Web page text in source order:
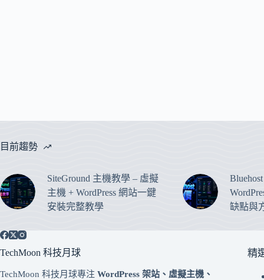
目前趨勢
SiteGround 主機教學 – 虛擬
主機 + WordPress 網站一鍵
安裝完整教學
缺點與
TechMoon 科技月球
TechMoon 科技月球專注 WordPress 架站、虛擬主機、
精